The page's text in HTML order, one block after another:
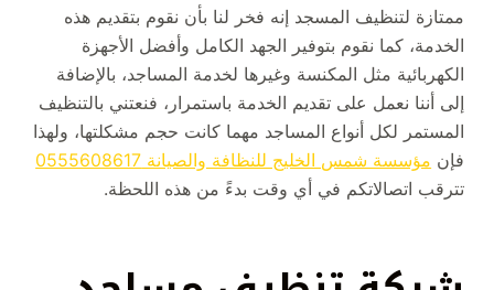
ممتازة لتنظيف المسجد إنه فخر لنا بأن نقوم بتقديم هذه
الخدمة، كما نقوم بتوفير الجهد الكامل وأفضل الأجهزة
الكهربائية مثل المكنسة وغيرها لخدمة المساجد، بالإضافة
إلى أننا نعمل على تقديم الخدمة باستمرار، فنعتني بالتنظيف
المستمر لكل أنواع المساجد مهما كانت حجم مشكلتها، ولهذا
فإن مؤسسة شمس الخليج للنظافة والصيانة 0555608617
تترقب اتصالاتكم في أي وقت بدءً من هذه اللحظة.